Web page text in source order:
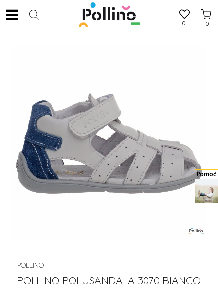
0
0
POLLINO
POLLINO POLUSANDALA 3070 BIANCO
Pomoć